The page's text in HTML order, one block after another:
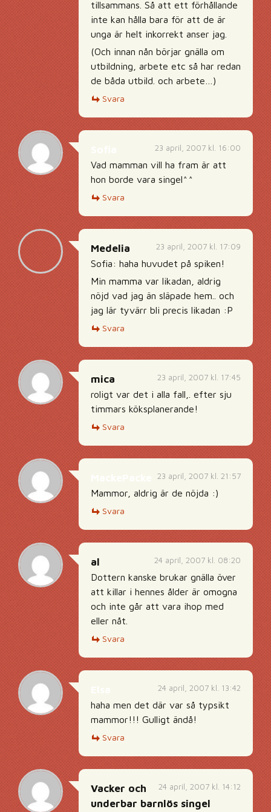
tillsammans. Så att ett förhållande
inte kan hålla bara för att de är
unga är helt inkorrekt anser jag.
(Och innan nån börjar gnälla om
utbildning, arbete etc så har redan
de båda utbild. och arbete…)
Svara
23 april, 2007 kl. 16:00
Vad mamman vill ha fram är att
hon borde vara singel^^
Svara
23 april, 2007 kl. 17:09
Medelia
Sofia: haha huvudet på spiken!
Min mamma var likadan, aldrig
nöjd vad jag än släpade hem.. och
jag lär tyvärr bli precis likadan :P
Svara
23 april, 2007 kl. 17:45
mica
roligt var det i alla fall,. efter sju
timmars köksplanerande!
Svara
23 april, 2007 kl. 21:57
Mammor, aldrig är de nöjda :)
Svara
24 april, 2007 kl. 08:20
al
Dottern kanske brukar gnälla över
att killar i hennes ålder är omogna
och inte går att vara ihop med
eller nåt.
Svara
24 april, 2007 kl. 13:42
haha men det där var så typsikt
mammor!!! Gulligt ändå!
Svara
24 april, 2007 kl. 14:12
Vacker och
underbar barnlös singel